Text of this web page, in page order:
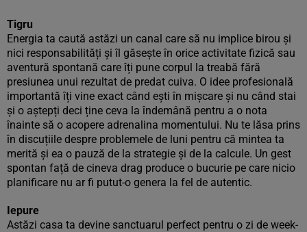
Tigru
Energia ta caută astăzi un canal care să nu implice birou și
nici responsabilități și îl găsește în orice activitate fizică sau
aventură spontană care îți pune corpul la treabă fără
presiunea unui rezultat de predat cuiva. O idee profesională
importantă îți vine exact când ești în mișcare și nu când stai
și o aștepți deci ține ceva la îndemână pentru a o nota
înainte să o acopere adrenalina momentului. Nu te lăsa prins
în discuțiile despre problemele de luni pentru că mintea ta
merită și ea o pauză de la strategie și de la calcule. Un gest
spontan față de cineva drag produce o bucurie pe care nicio
planificare nu ar fi putut-o genera la fel de autentic.
Iepure
Astăzi casa ta devine sanctuarul perfect pentru o zi de week-